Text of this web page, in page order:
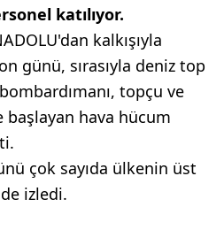
katılıyor.
kalkışıyla
günü, sırasıyla deniz top
topçu ve
başlayan hava hücum
çok sayıda ülkenin üst
izledi.